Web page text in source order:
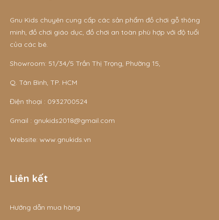
Gnu Kids chuyên cung cấp các sản phẩm đồ chơi gỗ thông
minh, đồ chơi giáo dục, đồ chơi an toàn phù hợp với độ tuổi
của các bé.
Showroom: 51/34/5 Trần Thị Trọng, Phường 15,
Q. Tân Bình, TP. HCM
Điện thoại : 0932700524
Gmail : gnukids2018@gmail.com
Website: www.gnukids.vn
Liên kết
Hướng dẫn mua hàng